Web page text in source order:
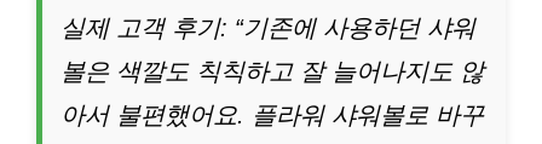
실제 고객 후기: “기존에 사용하던 샤워
볼은 색깔도 칙칙하고 잘 늘어나지도 않
아서 불편했어요. 플라워 샤워볼로 바꾸